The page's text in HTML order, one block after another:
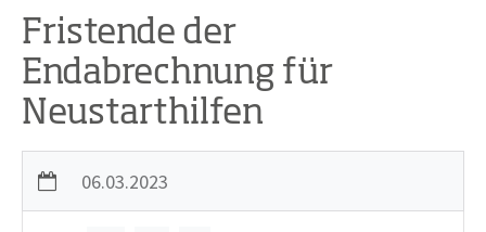
Fristende der
Endabrechnung für
Neustarthilfen
06.03.2023